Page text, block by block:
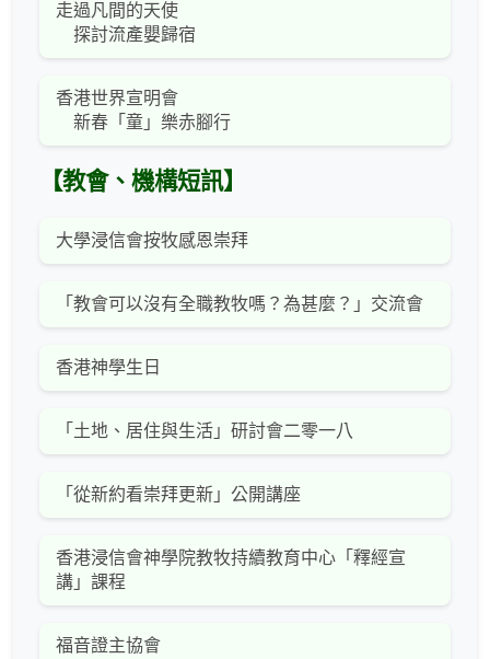
走過凡間的天使
探討流產嬰歸宿
香港世界宣明會
新春「童」樂赤腳行
【教會、機構短訊】
大學浸信會按牧感恩崇拜
「教會可以沒有全職教牧嗎？為甚麼？」交流會
香港神學生日
「土地、居住與生活」研討會二零一八
「從新約看崇拜更新」公開講座
香港浸信會神學院教牧持續教育中心「釋經宣
講」課程
福音證主協會